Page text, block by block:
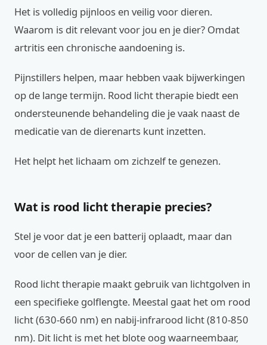
Het is volledig pijnloos en veilig voor dieren.
Waarom is dit relevant voor jou en je dier? Omdat
artritis een chronische aandoening is.
Pijnstillers helpen, maar hebben vaak bijwerkingen
op de lange termijn. Rood licht therapie biedt een
ondersteunende behandeling die je vaak naast de
medicatie van de dierenarts kunt inzetten.
Het helpt het lichaam om zichzelf te genezen.
Wat is rood licht therapie precies?
Stel je voor dat je een batterij oplaadt, maar dan
voor de cellen van je dier.
Rood licht therapie maakt gebruik van lichtgolven in
een specifieke golflengte. Meestal gaat het om rood
licht (630-660 nm) en nabij-infrarood licht (810-850
nm). Dit licht is met het blote oog waarneembaar,